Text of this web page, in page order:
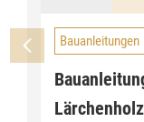
Bauanleitungen
Lärchenholz